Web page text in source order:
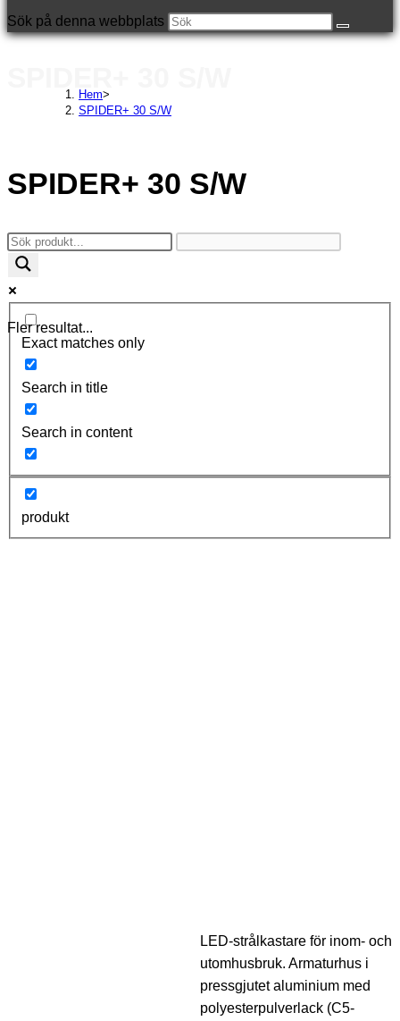
Sök på denna webbplats
Hem>
SPIDER+ 30 S/W
SPIDER+ 30 S/W
Fler resultat...
Exact matches only
Search in title
Search in content
produkt
LED-strålkastare för inom- och
utomhusbruk. Armaturhus i
pressgjutet aluminium med
polyesterpulverlack (C5-